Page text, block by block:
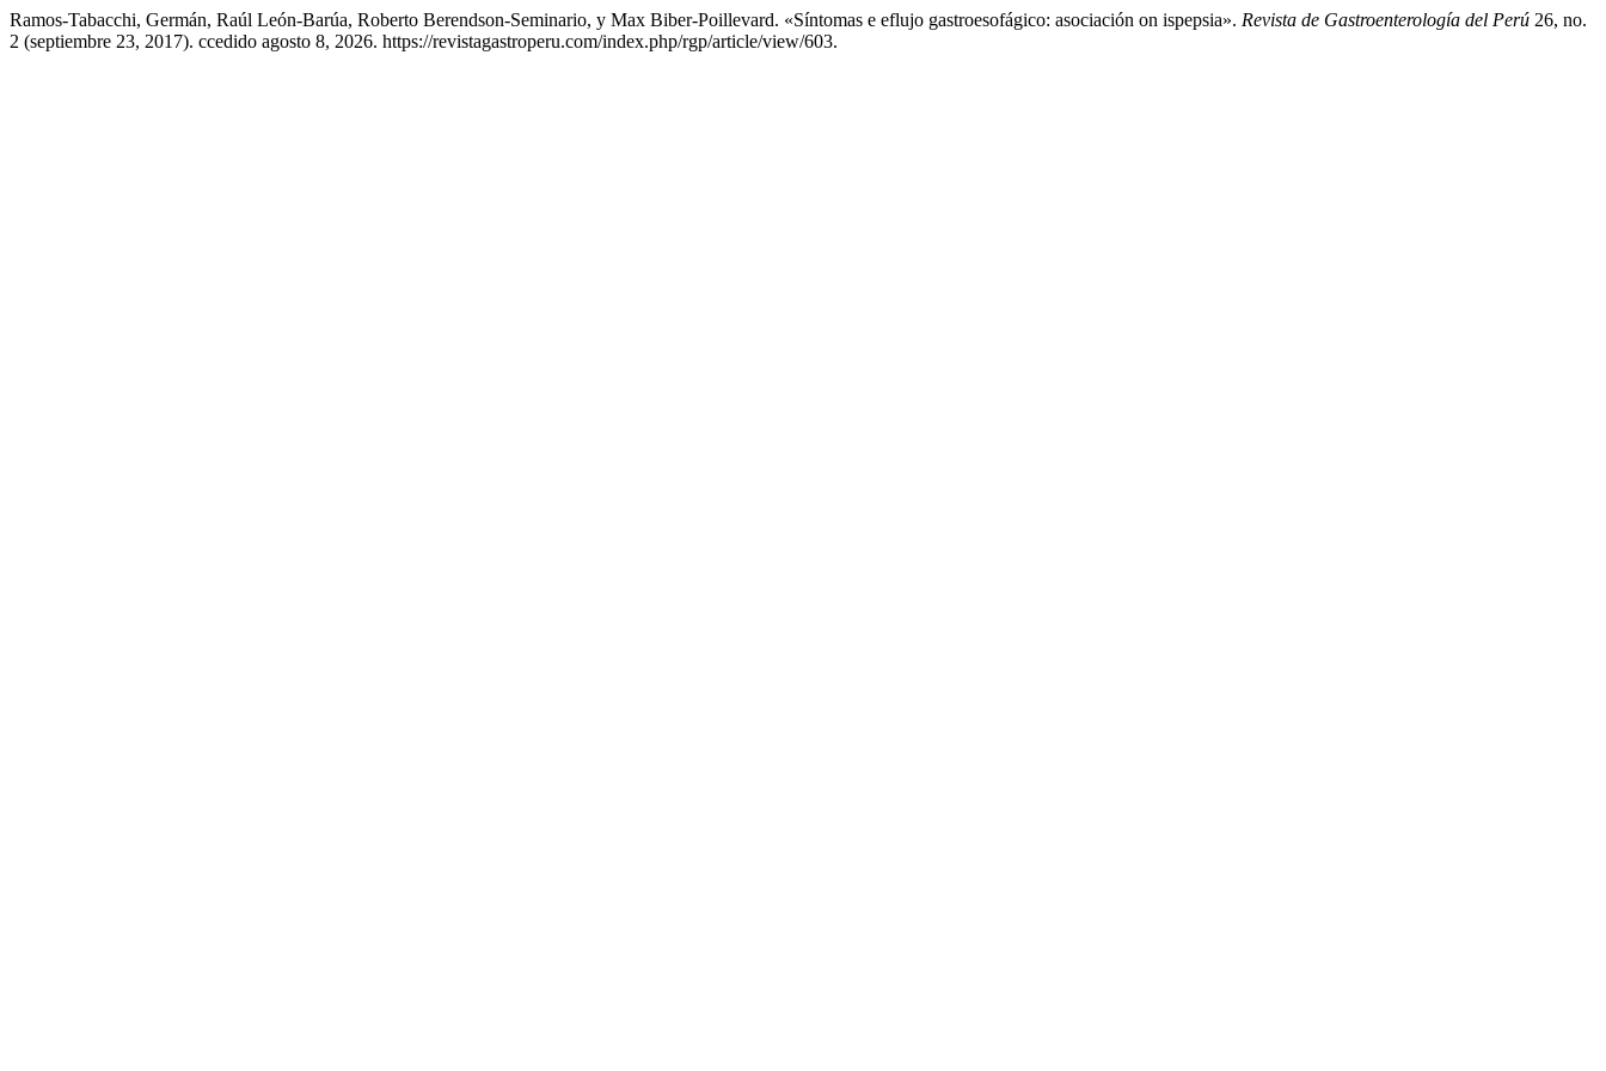
Ramos-Tabacchi, Germán, Raúl León-Barúa, Roberto Berendson-Seminario, y Max Biber-Poillevard. «Síntomas e eflujo gastroesofágico: asociación on ispepsia». Revista de Gastroenterología del Perú 26, no.
2 (septiembre 23, 2017). ccedido agosto 8, 2026. https://revistagastroperu.com/index.php/rgp/article/view/603.